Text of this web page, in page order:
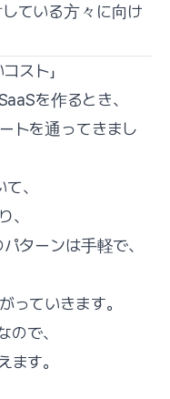
ている方々に向け
スト」
を作るとき、
トを通ってきまし
、
、
ターンは手軽で、
っていきます。
ので、
ます。